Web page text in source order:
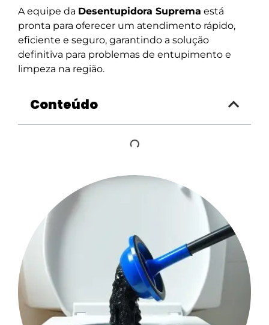
A equipe da Desentupidora Suprema está
pronta para oferecer um atendimento rápido,
eficiente e seguro, garantindo a solução
definitiva para problemas de entupimento e
limpeza na região.
Conteúdo